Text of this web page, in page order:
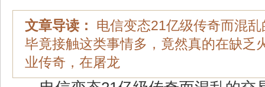
文章导读：
电信变态21亿级传奇而混
毕竟接触这类事情多，竟然真的在缺乏
业传奇，在屠龙